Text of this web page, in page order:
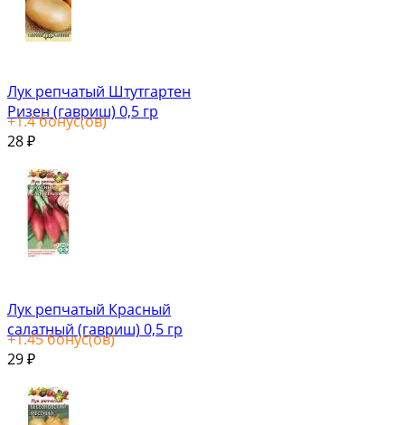
Лук репчатый Штутгартен
Ризен (гавриш) 0,5 гр
+1.4бонус(ов)
28 ₽
Лук репчатый Красный
салатный (гавриш) 0,5 гр
+1.45бонус(ов)
29 ₽